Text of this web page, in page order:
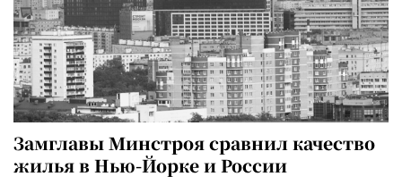
Замглавы Минстроя сравнил качество
жилья в Нью-Йорке и России